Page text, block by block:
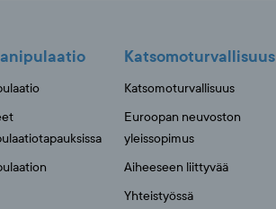
Katsomoturvallisuus
Katsomoturvallisuus
Euroopan neuvoston
yleissopimus
Aiheeseen liittyvää
Yhteistyössä